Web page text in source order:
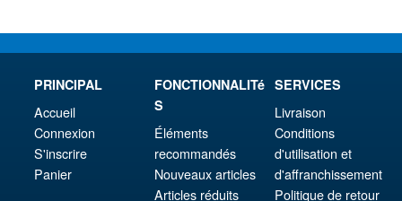
PRINCIPAL
Accueil
Connexion
S'inscrire
Panier
FONCTIONNALITé
S
Éléments
recommandés
Nouveaux articles
Articles réduits
SERVICES
Livraison
Conditions
d'utilisation et
d'affranchissement
Politique de retour